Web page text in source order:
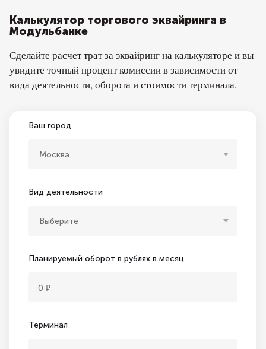
Калькулятор торгового эквайринга в
Модульбанке
Сделайте расчет трат за эквайринг на калькуляторе и вы
увидите точный процент комиссии в зависимости от
вида деятельности, оборота и стоимости терминала.
Ваш город
Москва
Вид деятельности
Выберите
Планируемый оборот в рублях в месяц
Терминал